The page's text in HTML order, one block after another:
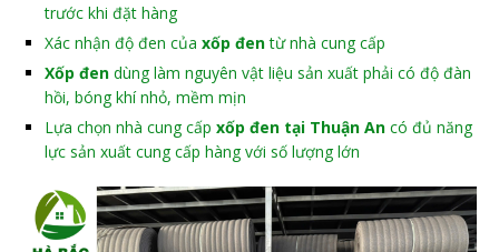
trước khi đặt hàng
Xác nhận độ đen của xốp đentừ nhà cung cấp
Xốp đen dùng làm nguyên vật liệu sản xuất phải có độ đàn
hồi, bóng khí nhỏ, mềm mịn
Lựa chọn nhà cung cấp xốp đen tại Thuận An có đủ năng
lực sản xuất cung cấp hàng với số lượng lớn